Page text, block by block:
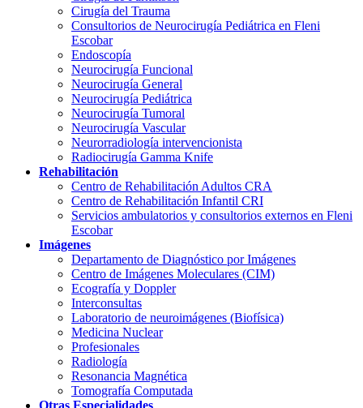
Cirugía del Trauma
Consultorios de Neurocirugía Pediátrica en Fleni
Escobar
Endoscopía
Neurocirugía Funcional
Neurocirugía General
Neurocirugía Pediátrica
Neurocirugía Tumoral
Neurocirugía Vascular
Neurorradiología intervencionista
Radiocirugía Gamma Knife
Rehabilitación
Centro de Rehabilitación Adultos CRA
Centro de Rehabilitación Infantil CRI
Servicios ambulatorios y consultorios externos en Fleni
Escobar
Imágenes
Departamento de Diagnóstico por Imágenes
Centro de Imágenes Moleculares (CIM)
Ecografía y Doppler
Interconsultas
Laboratorio de neuroimágenes (Biofísica)
Medicina Nuclear
Profesionales
Radiología
Resonancia Magnética
Tomografía Computada
Otras Especialidades